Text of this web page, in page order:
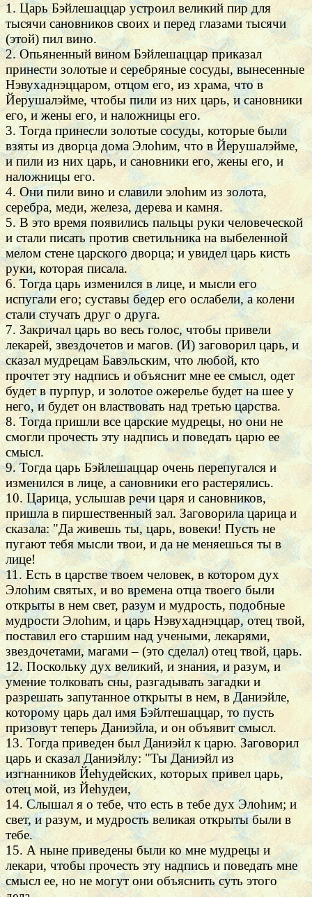
1. Царь Бэйлешаццар устроил великий пир для
тысячи сановников своих и перед глазами тысячи
(этой) пил вино.
2. Опьяненный вином Бэйлешаццар приказал
принести золотые и серебряные сосуды, вынесенные
Нэвухаднэццаром, отцом его, из храма, что в
Йерушалэйме, чтобы пили из них царь, и сановники
его, и жены его, и наложницы его.
3. Тогда принесли золотые сосуды, которые были
взяты из дворца дома Элоhим, что в Йерушалэйме,
и пили из них царь, и сановники его, жены его, и
наложницы его.
4. Они пили вино и славили элоhим из золота,
серебра, меди, железа, дерева и камня.
5. В это время появились пальцы руки человеческой
и стали писать против светильника на выбеленной
мелом стене царского дворца; и увидел царь кисть
руки, которая писала.
6. Тогда царь изменился в лице, и мысли его
испугали его; суставы бедер его ослабели, а колени
стали стучать друг о друга.
7. Закричал царь во весь голос, чтобы привели
лекарей, звездочетов и магов. (И) заговорил царь, и
сказал мудрецам Бавэльским, что любой, кто
прочтет эту надпись и объяснит мне ее смысл, одет
будет в пурпур, и золотое ожерелье будет на шее у
него, и будет он властвовать над третью царства.
8. Тогда пришли все царские мудрецы, но они не
смогли прочесть эту надпись и поведать царю ее
смысл.
9. Тогда царь Бэйлешаццар очень перепугался и
изменился в лице, а сановники его растерялись.
10. Царица, услышав речи царя и сановников,
пришла в пиршественный зал. Заговорила царица и
сказала: "Да живешь ты, царь, вовеки! Пусть не
пугают тебя мысли твои, и да не меняешься ты в
лице!
11. Есть в царстве твоем человек, в котором дух
Элоhим святых, и во времена отца твоего были
открыты в нем свет, разум и мудрость, подобные
мудрости Элоhим, и царь Нэвухаднэццар, отец твой,
поставил его старшим над учеными, лекарями,
звездочетами, магами – (это сделал) отец твой, царь.
12. Поскольку дух великий, и знания, и разум, и
умение толковать сны, разгадывать загадки и
разрешать запутанное открыты в нем, в Даниэйле,
которому царь дал имя Бэйлтешаццар, то пусть
призовут теперь Даниэйла, и он объявит смысл.
13. Тогда приведен был Даниэйл к царю. Заговорил
царь и сказал Даниэйлу: "Ты Даниэйл из
изгнанников Йеhудейских, которых привел царь,
отец мой, из Йеhудеи,
14. Слышал я о тебе, что есть в тебе дух Элоhим; и
свет, и разум, и мудрость великая открыты были в
тебе.
15. А ныне приведены были ко мне мудрецы и
лекари, чтобы прочесть эту надпись и поведать мне
смысл ее, но не могут они объяснить суть этого